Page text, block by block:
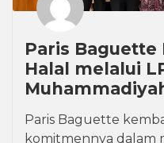
Paris Baguette
Halal melalui
Paris Baguette
komitmennya